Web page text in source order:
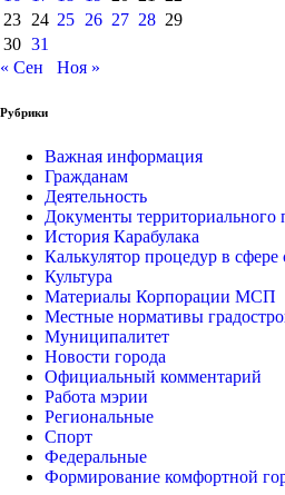
23 24 25 26 27 28 29
30 31
« Сен
Ноя »
Рубрики
Важная информация
Гражданам
Деятельность
Документы территориального
История Карабулака
Калькулятор процедур в сфере
Культура
Материалы Корпорации МСП
Местные нормативы
Муниципалитет
Новости города
Официальный комментарий
Работа мэрии
Региональные
Спорт
Федеральные
Формирование комфортной